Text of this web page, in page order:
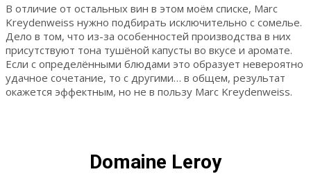
В отличие от остальных вин в этом моём списке, Marc
Kreydenweiss нужно подбирать исключительно с сомелье.
Дело в том, что из-за особенностей производства в них
присутствуют тона тушёной капусты во вкусе и аромате.
Если с определёнными блюдами это образует невероятно
удачное сочетание, то с другими… в общем, результат
окажется эффектным, но не в пользу Marc Kreydenweiss.
Domaine Leroy